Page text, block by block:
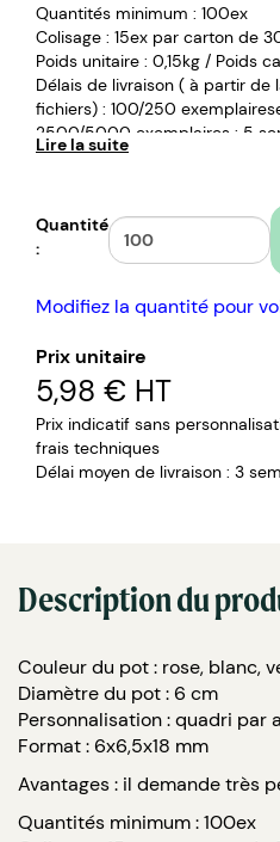
Quantités minimum : 100ex
Colisage : 15ex par carton de
Poids unitaire : 0,15kg / Poids
Délais de livraison ( à partir
fichiers) : 100/250
2500/5000 exemplaires : 5
exemplaires : 4 semaines ;
Lire la suite
Quantité
:
Modifiez la quantité pour
Prix unitaire
5,98 € HT
Prix indicatif sans
frais techniques
Délai moyen de livraison : 3
Description du
Couleur du pot : rose, blanc,
Diamètre du pot : 6 cm
Personnalisation : quadri par
Format : 6x6,5x18 mm
Avantages : il demande très
Quantités minimum : 100ex